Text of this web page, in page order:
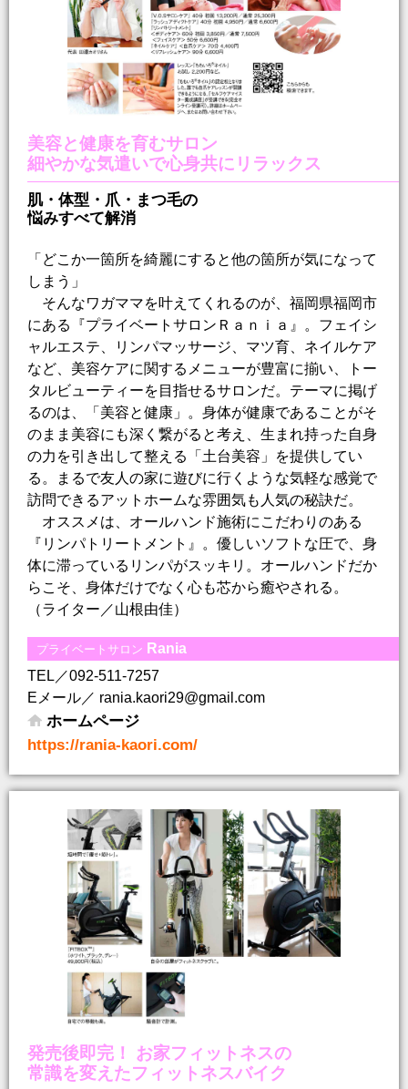
美容と健康を育むサロン
細やかな気遣いで心身共にリラックス
肌・体型・爪・まつ毛の
悩みすべて解消
「どこか一箇所を綺麗にすると他の箇所が気になって
しまう」
そんなワガママを叶えてくれるのが、福岡県福岡市
にある『プライベートサロンＲａｎｉａ』。フェイシ
ャルエステ、リンパマッサージ、マツ育、ネイルケア
など、美容ケアに関するメニューが豊富に揃い、トー
タルビューティーを目指せるサロンだ。テーマに掲げ
るのは、「美容と健康」。身体が健康であることがそ
のまま美容にも深く繋がると考え、生まれ持った自身
の力を引き出して整える「土台美容」を提供してい
る。まるで友人の家に遊びに行くような気軽な感覚で
訪問できるアットホームな雰囲気も人気の秘訣だ。
オススメは、オールハンド施術にこだわりのある
『リンパトリートメント』。優しいソフトな圧で、身
体に滞っているリンパがスッキリ。オールハンドだか
らこそ、身体だけでなく心も芯から癒やされる。
（ライター／山根由佳）
プライベートサロン Rania
TEL／092-511-7257
Eメール／ rania.kaori29@gmail.com
ホームページ
https://rania-kaori.com/
発売後即完！ お家フィットネスの
常識を変えたフィットネスバイク